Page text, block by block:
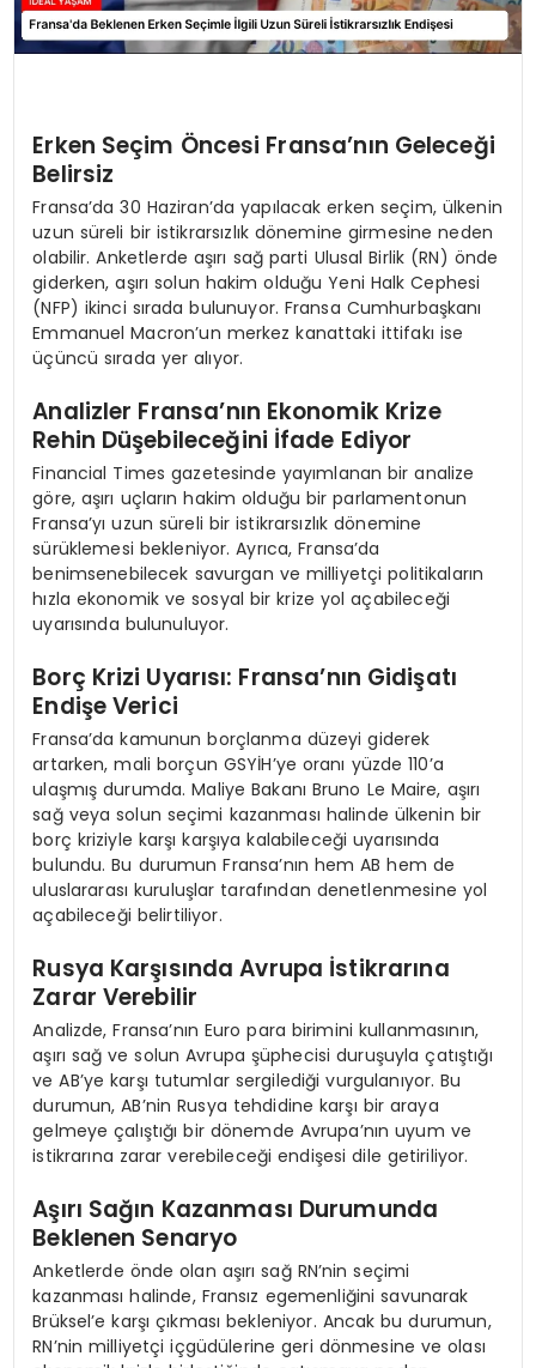
Erken Seçim Öncesi Fransa’nın Geleceği
Belirsiz
Fransa’da 30 Haziran’da yapılacak erken seçim, ülkenin
uzun süreli bir istikrarsızlık dönemine girmesine neden
olabilir. Anketlerde aşırı sağ parti Ulusal Birlik (RN) önde
giderken, aşırı solun hakim olduğu Yeni Halk Cephesi
(NFP) ikinci sırada bulunuyor. Fransa Cumhurbaşkanı
Emmanuel Macron’un merkez kanattaki ittifakı ise
üçüncü sırada yer alıyor.
Analizler Fransa’nın Ekonomik Krize
Rehin Düşebileceğini İfade Ediyor
Financial Times gazetesinde yayımlanan bir analize
göre, aşırı uçların hakim olduğu bir parlamentonun
Fransa’yı uzun süreli bir istikrarsızlık dönemine
sürüklemesi bekleniyor. Ayrıca, Fransa’da
benimsenebilecek savurgan ve milliyetçi politikaların
hızla ekonomik ve sosyal bir krize yol açabileceği
uyarısında bulunuluyor.
Borç Krizi Uyarısı: Fransa’nın Gidişatı
Endişe Verici
Fransa’da kamunun borçlanma düzeyi giderek
artarken, mali borçun GSYİH’ye oranı yüzde 110’a
ulaşmış durumda. Maliye Bakanı Bruno Le Maire, aşırı
sağ veya solun seçimi kazanması halinde ülkenin bir
borç kriziyle karşı karşıya kalabileceği uyarısında
bulundu. Bu durumun Fransa’nın hem AB hem de
uluslararası kuruluşlar tarafından denetlenmesine yol
açabileceği belirtiliyor.
Rusya Karşısında Avrupa İstikrarına
Zarar Verebilir
Analizde, Fransa’nın Euro para birimini kullanmasının,
aşırı sağ ve solun Avrupa şüphecisi duruşuyla çatıştığı
ve AB’ye karşı tutumlar sergilediği vurgulanıyor. Bu
durumun, AB’nin Rusya tehdidine karşı bir araya
gelmeye çalıştığı bir dönemde Avrupa’nın uyum ve
istikrarına zarar verebileceği endişesi dile getiriliyor.
Aşırı Sağın Kazanması Durumunda
Beklenen Senaryo
Anketlerde önde olan aşırı sağ RN’nin seçimi
kazanması halinde, Fransız egemenliğini savunarak
Brüksel’e karşı çıkması bekleniyor. Ancak bu durumun,
RN’nin milliyetçi içgüdülerine geri dönmesine ve olası